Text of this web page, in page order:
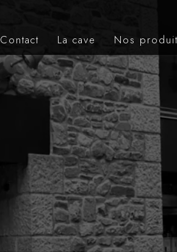
Contact La cave Nos